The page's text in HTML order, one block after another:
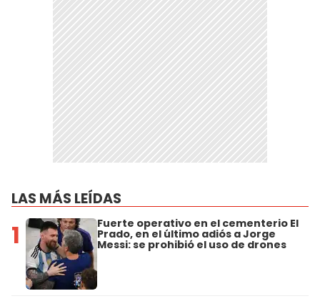
LAS MÁS LEÍDAS
1 Fuerte operativo en el cementerio El
Prado, en el último adiós a Jorge
Messi: se prohibió el uso de drones